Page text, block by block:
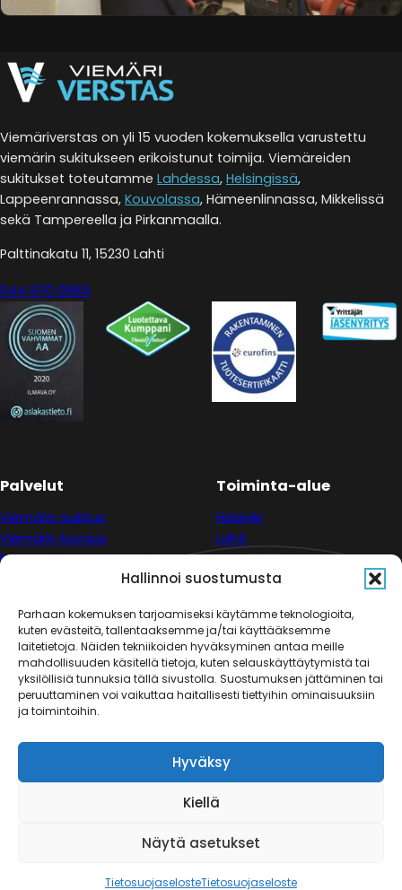
Hallinnoi suostumusta
Parhaan kokemuksen tarjoamiseksi käytämme teknologioita,
kuten evästeitä, tallentaaksemme ja/tai käyttääksemme
laitetietoja. Näiden tekniikoiden hyväksyminen antaa meille
mahdollisuuden käsitellä tietoja, kuten selauskäyttäytymistä tai
yksilöllisiä tunnuksia tällä sivustolla. Suostumuksen jättäminen tai
peruuttaminen voi vaikuttaa haitallisesti tiettyihin ominaisuuksiin
ja toimintoihin.
Hyväksy
Kiellä
Näytä asetukset
TietosuojaselosteTietosuojaseloste
Viemäriverstas on yli 15 vuoden kokemuksella varustettu
viemärin sukitukseen erikoistunut toimija. Viemäreiden
sukitukset toteutamme Lahdessa, Helsingissä,
Lappeenrannassa, Kouvolassa, Hämeenlinnassa, Mikkelissä
sekä Tampereella ja Pirkanmaalla.
Palttinakatu 11, 15230 Lahti
044 970 0965
Palvelut
Viemärin sukitus
Viemärin kuvaus
Ilmanvaihtohormin sukitus
Toiminta-alue
Helsinki
Lahti
Kouvola
Espoo
Tampere
Hämeenlinna
Jyväskylä
Meistä
Referenssit